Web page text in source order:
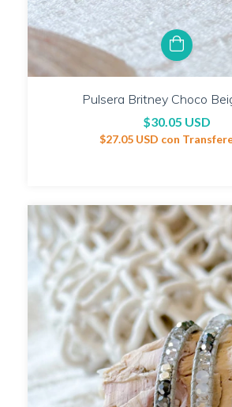
Pulsera Britney Choco
$30.05 USD
$27.05 USD con